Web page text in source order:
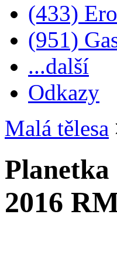
(433)
(951)
...další
Odkazy
Malá tělesa
Planetka
2016